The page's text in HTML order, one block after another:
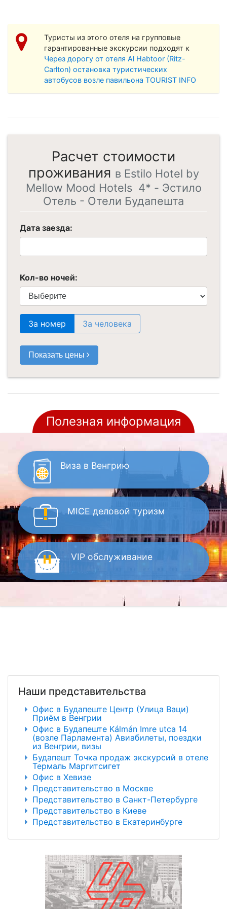
Туристы из этого отеля на групповые
гарантированные экскурсии подходят к
Через дорогу от отеля Al Habtoor (Ritz-
Carlton) остановка туристических
автобусов возле павильона TOURIST INFO
Расчет стоимости
проживания в Estilo Hotel by
Mellow Mood Hotels 4* - Эстило
Отель - Отели Будапешта
Дата заезда:
Кол-во ночей:
За номер За человека
Показать цены
Полезная информация
Виза в Венгрию
MICE деловой туризм
VIP обслуживание
Наши представительства
Офис в Будапеште Центр (Улица Ваци)
Приём в Венгрии
Офис в Будапеште Kálmán Imre utca 14
(возле Парламента) Авиабилеты, поездки
из Венгрии, визы
Будапешт Точка продаж экскурсий в отеле
Термаль Маргитсигет
Офис в Хевизе
Представительство в Москве
Представительство в Санкт-Петербурге
Представительство в Киеве
Представительство в Екатеринбурге